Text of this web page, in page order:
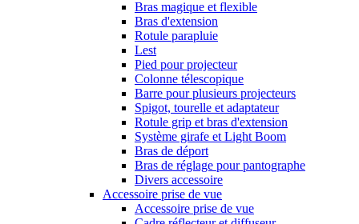
Bras magique et flexible
Bras d'extension
Rotule parapluie
Lest
Pied pour projecteur
Colonne télescopique
Barre pour plusieurs projecteurs
Spigot, tourelle et adaptateur
Rotule grip et bras d'extension
Système girafe et Light Boom
Bras de déport
Bras de réglage pour pantographe
Divers accessoire
Accessoire prise de vue
Accessoire prise de vue